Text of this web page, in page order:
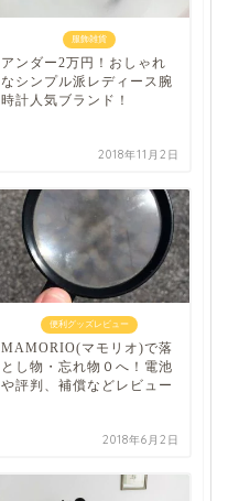
服飾雑貨
アンダー2万円！おしゃれ
なシンプル派レディース腕
時計人気ブランド！
2018年11月2日
便利グッズレビュー
MAMORIO(マモリオ)で落
とし物・忘れ物０へ！電池
や評判、補償などレビュー
2018年6月2日